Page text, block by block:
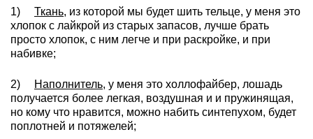
1) Ткань, из которой мы будет шить тельце, у меня это
хлопок с лайкрой из старых запасов, лучше брать
просто хлопок, с ним легче и при раскройке, и при
набивке;
2) Наполнитель, у меня это холлофайбер, лошадь
получается более легкая, воздушная и и пружинящая,
но кому что нравится, можно набить синтепухом, будет
поплотней и потяжелей;